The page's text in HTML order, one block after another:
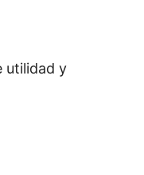
utilidad y